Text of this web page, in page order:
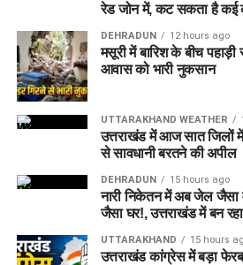
रेड जोन में, कट सकता है कई
DEHRADUN 12 hours ago
मसूरी में बारिश के बीच पहाड़ी
आवास को भारी नुकसान
UTTARAKHAND WEATHER
उत्तराखंड में आज सात जिलों में
से सावधानी बरतने की अपील
DEHRADUN 15 hours ago
नारी निकेतन में अब जेल जैसा
जैसा घर!, उत्तराखंड में बन
UTTARAKHAND 15 hours
उत्तराखंड कांग्रेस में बड़ा